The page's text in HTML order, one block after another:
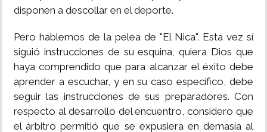
disponen a descollar en el deporte.
Pero hablemos de la pelea de "El Nica". Esta vez sí
siguió instrucciones de su esquina, quiera Dios que
haya comprendido que para alcanzar el éxito debe
aprender a escuchar, y en su caso específico, debe
seguir las instrucciones de sus preparadores. Con
respecto al desarrollo del encuentro, considero que
el árbitro permitió que se expusiera en demasía al